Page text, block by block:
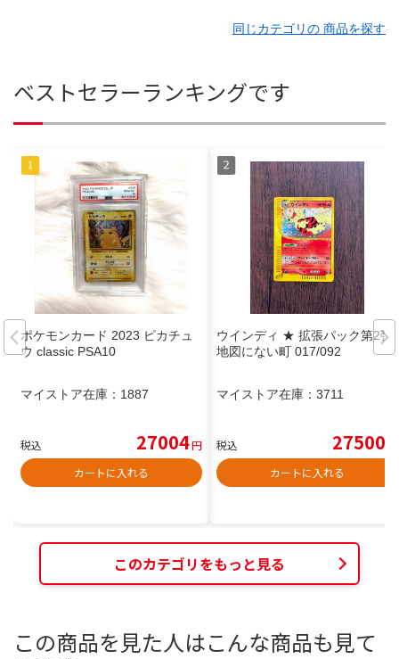
同じカテゴリの 商品を探す
ベストセラーランキングです
ポケモンカード 2023 ピカチュ
ウ classic PSA10
マイストア在庫： 1887
税込 27004円
カートに入れる
ウインディ ★ 拡張パック第2弾
地図にない町 017/092
マイストア在庫： 3711
税込 27500
カートに入れる
このカテゴリをもっと見る
この商品を見た人はこんな商品も見て